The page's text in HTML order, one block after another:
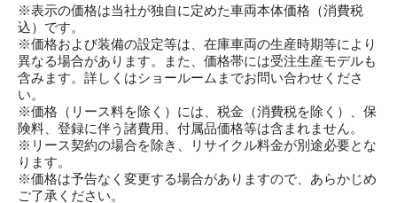
※表示の価格は当社が独自に定めた車両本体価格（消費税
込）です。
※価格および装備の設定等は、在庫車両の生産時期等により
異なる場合があります。また、価格帯には受注生産モデルも
含みます。詳しくはショールームまでお問い合わせくださ
い。
※価格（リース料を除く）には、税金（消費税を除く）、保
険料、登録に伴う諸費用、付属品価格等は含まれません。
※リース契約の場合を除き、リサイクル料金が別途必要とな
ります。
※価格は予告なく変更する場合がありますので、あらかじめ
ご了承ください。